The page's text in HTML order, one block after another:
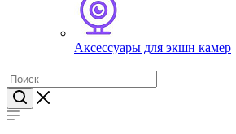
Аксессуары для экшн камер